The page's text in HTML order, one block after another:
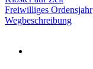
Freiwilliges Ordensjahr
Wegbeschreibung